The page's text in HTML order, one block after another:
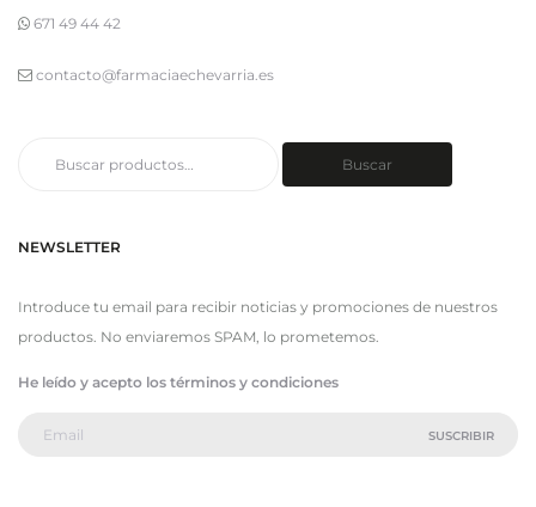
671 49 44 42
contacto@farmaciaechevarria.es
Buscar
NEWSLETTER
Introduce tu email para recibir noticias y promociones de nuestros
productos. No enviaremos SPAM, lo prometemos.
He leído y acepto los términos y condiciones